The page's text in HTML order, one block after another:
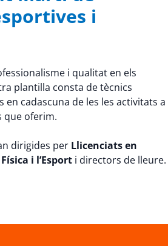
i
i qualitat en els
plantilla consta de tècnics
en cadascuna de les les activitats a
que oferim.
dirigides per Llicenciats en
i l’Esport i directors de lleure.